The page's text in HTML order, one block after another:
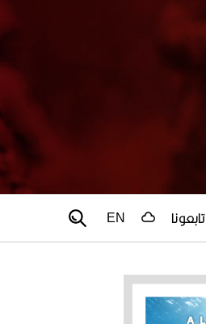
تابعونا EN